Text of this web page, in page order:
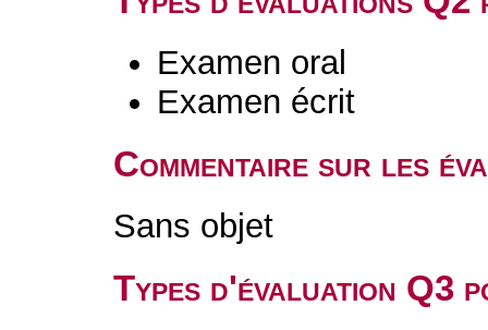
Examen oral
Examen écrit
Commentaire sur les
Sans objet
Types d'évaluation Q3